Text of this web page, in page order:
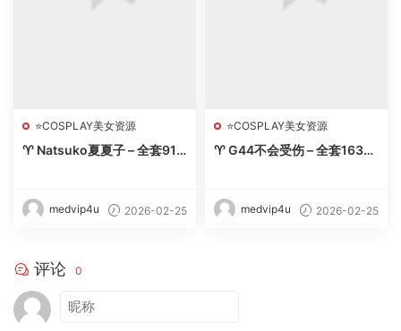
⭐COSPLAY美女资源
♈ Natsuko夏夏子 – 全套91
medvip4u 2026-02-25
⭐COSPLAY美女资源
♈ G44不会受伤 – 全套163期
medvip4u 2026-02-25
评论 0